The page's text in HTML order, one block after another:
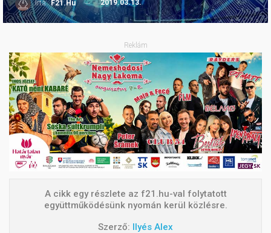
Írta:F21.hu 2019.03.13.
Reklám
A cikk egy részlete az f21.hu-val folytatott
együttműködésünk nyomán kerül közlésre.
Szerző: Ilyés Alex